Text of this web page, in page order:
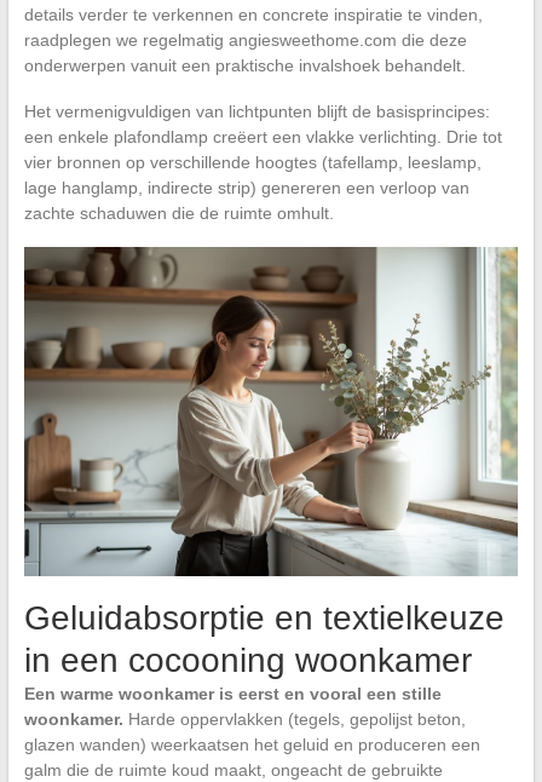
details verder te verkennen en concrete inspiratie te vinden,
raadplegen we regelmatig angiesweethome.com die deze
onderwerpen vanuit een praktische invalshoek behandelt.
Het vermenigvuldigen van lichtpunten blijft de basisprincipes:
een enkele plafondlamp creëert een vlakke verlichting. Drie tot
vier bronnen op verschillende hoogtes (tafellamp, leeslamp,
lage hanglamp, indirecte strip) genereren een verloop van
zachte schaduwen die de ruimte omhult.
Geluidabsorptie en textielkeuze
in een cocooning woonkamer
Een warme woonkamer is eerst en vooral een stille
woonkamer. Harde oppervlakken (tegels, gepolijst beton,
glazen wanden) weerkaatsen het geluid en produceren een
galm die de ruimte koud maakt, ongeacht de gebruikte